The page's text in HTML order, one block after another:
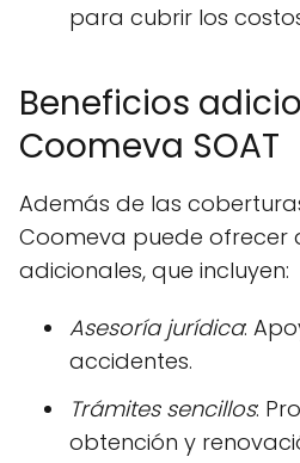
para cubrir los
Beneficios
Coomeva SOAT
Además de las
Coomeva puede ofrecer
adicionales, que incluyen:
Asesoría jurídica:
accidentes.
Trámites sencillos:
obtención y